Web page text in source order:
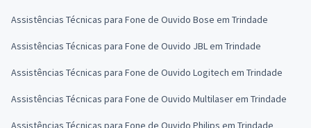
Assistências Técnicas para Fone de Ouvido Bose em Trindade
Assistências Técnicas para Fone de Ouvido JBL em Trindade
Assistências Técnicas para Fone de Ouvido Logitech em Trindade
Assistências Técnicas para Fone de Ouvido Multilaser em Trindade
Assistências Técnicas para Fone de Ouvido Philips em Trindade